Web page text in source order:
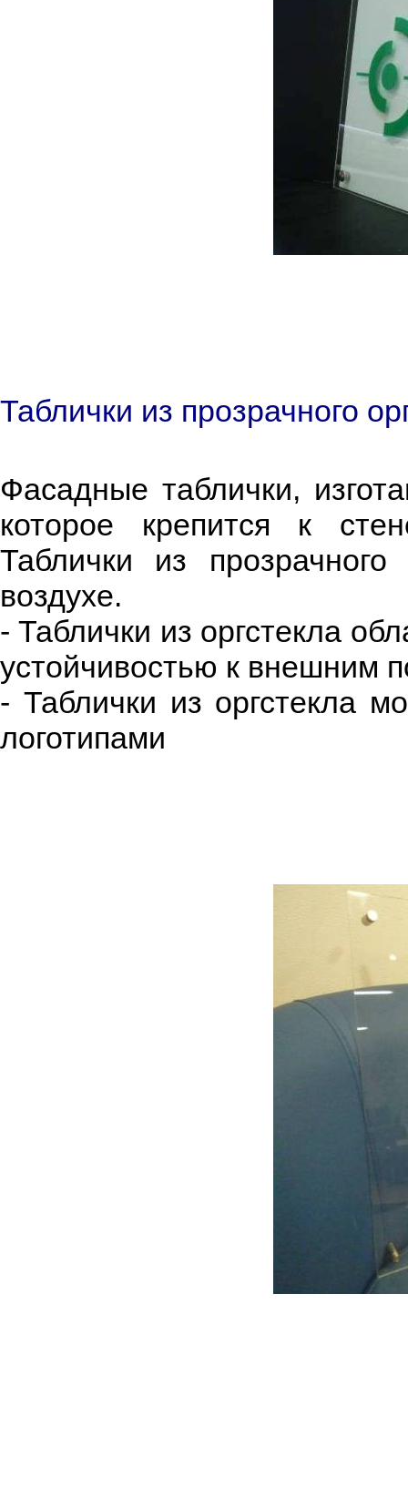
Таблички из прозрачного
Фасадные таблички,
которое крепится к
Таблички из
воздухе.
- Таблички из оргстекла
устойчивостью к внешним
- Таблички из оргстекла
логотипами